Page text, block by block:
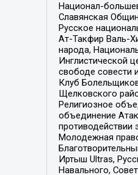
Национал-
Славянская
Русское
Ат-Такфир Валь-
народа,
Инглистической
свободе совести
Клуб
Щелковского
Религиозное
объединение
Молодежная
Иртыш Ultras,
Навального,